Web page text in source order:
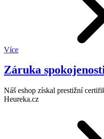
Více
Záruka
Náš eshop získal prestižní
Heureka.cz